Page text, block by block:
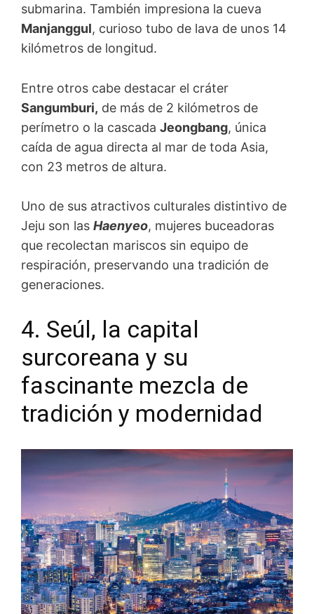
submarina. También impresiona la cueva
Manjanggul, curioso tubo de lava de unos 14
kilómetros de longitud.
Entre otros cabe destacar el cráter
Sangumburi, de más de 2 kilómetros de
perímetro o la cascada Jeongbang, única
caída de agua directa al mar de toda Asia,
con 23 metros de altura.
Uno de sus atractivos culturales distintivo de
Jeju son las Haenyeo, mujeres buceadoras
que recolectan mariscos sin equipo de
respiración, preservando una tradición de
generaciones.
4. Seúl, la capital
surcoreana y su
fascinante mezcla de
tradición y modernidad